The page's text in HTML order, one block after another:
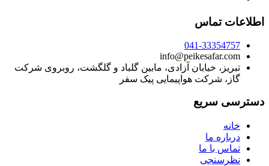
اطلاعات تماس
041-33354757
info@peikesafar.com
تبریز، خیابان آزادی، مابین گلباد و گلگشت، روبروی شرکت
گاز، شرکت هواپیمایی پیک سفر
دسترسی سریع
خانه
درباره ما
تماس با ما
نظرسنجی